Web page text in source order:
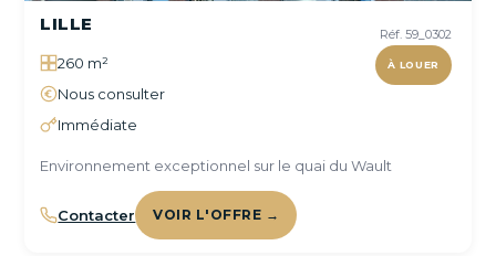
Réf. 59_0302
À LOUER
LILLE
260 m²
Nous consulter
Immédiate
Environnement exceptionnel sur le quai du Wault
Contacter VOIR L'OFFRE →